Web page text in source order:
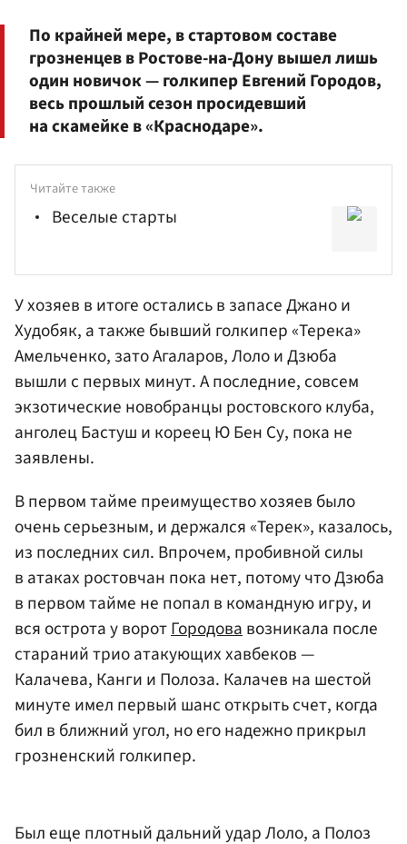
По крайней мере, в стартовом составе
грозненцев в Ростове-на-Дону вышел лишь
один новичок — голкипер Евгений Городов,
весь прошлый сезон просидевший
на скамейке в «Краснодаре».
Читайте также
Веселые старты
У хозяев в итоге остались в запасе Джано и
Худобяк, а также бывший голкипер «Терека»
Амельченко, зато Агаларов, Лоло и Дзюба
вышли с первых минут. А последние, совсем
экзотические новобранцы ростовского клуба,
анголец Бастуш и кореец Ю Бен Су, пока не
заявлены.
В первом тайме преимущество хозяев было
очень серьезным, и держался «Терек», казалось,
из последних сил. Впрочем, пробивной силы
в атаках ростовчан пока нет, потому что Дзюба
в первом тайме не попал в командную игру, и
вся острота у воротГородовавозникала после
стараний трио атакующих хавбеков —
Калачева, Канги и Полоза. Калачев на шестой
минуте имел первый шанс открыть счет, когда
бил в ближний угол, но его надежно прикрыл
грозненский голкипер.
Был еще плотный дальний удар Лоло, а Полоз